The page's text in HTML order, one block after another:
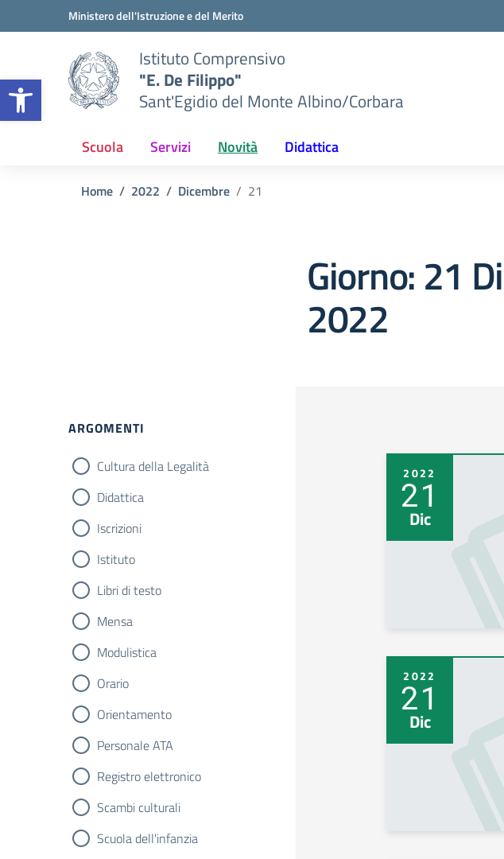
Apri la barra degli strumenti
Vai ai contenuti
Vai al menu di navigazioneMinistero dell'Istruzione e del Merito
Istituto Comprensivo
"E. De Filippo"
Sant'Egidio del Monte Albino/Corbara
Scuola Servizi Novità Didattica
Home 2022 Dicembre 21
Giorno:21
2022
ARGOMENTI
Cultura della Legalità
Didattica
Iscrizioni
Istituto
Libri di testo
Mensa
Modulistica
Orario
Orientamento
Personale ATA
Registro elettronico
Scambi culturali
Scuola dell'infanzia
2022
21
Dic
2022
21
Dic